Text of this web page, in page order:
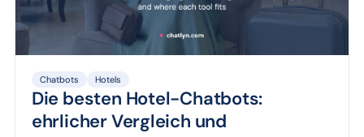
Chatbots Hotels
Die besten Hotel-Chatbots:
ehrlicher Vergleich und